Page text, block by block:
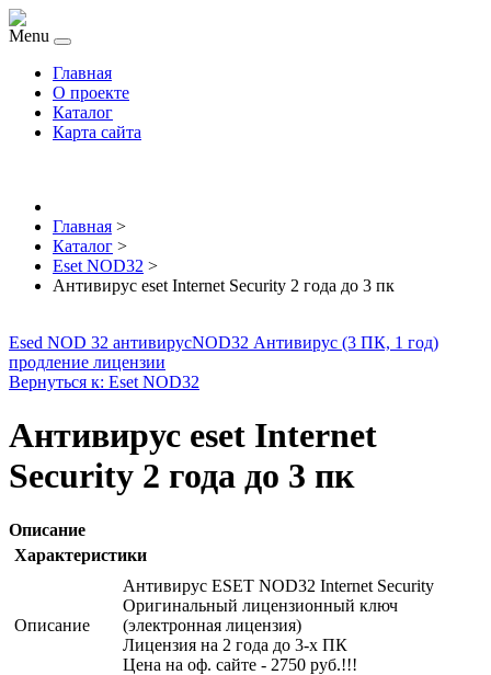
Menu
Главная
О проекте
Каталог
Карта сайта
Главная >
Каталог >
Eset NOD32 >
Антивирус eset Internet Security 2 года до 3 пк
Esed NOD 32 антивирусNOD32 Антивирус (3 ПК, 1 год)
продление лицензии
Вернуться к: Eset NOD32
Антивирус eset Internet
Security 2 года до 3 пк
Описание
Характеристики
Описание
Антивирус ESET NOD32 Internet Security
Оригинальный лицензионный ключ
(электронная лицензия)
Лицензия на 2 года до 3-х ПК
Цена на оф. сайте - 2750 руб.!!!